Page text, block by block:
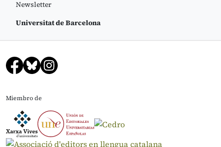
Newsletter
Universitat de Barcelona
Miembro de